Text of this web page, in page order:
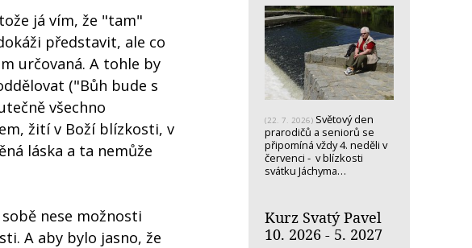
já vím, že "tam"
představit, ale co
určovaná. A tohle by
("Bůh bude s
všechno
žití v Boží blízkosti, v
láska a ta nemůže
nese možnosti
A aby bylo jasno, že
(22. 7. 2026) Světový den
prarodičů a seniorů se
připomíná vždy 4. neděli v
červenci - v blízkosti
svátku Jáchyma…
Kurz Svatý Pavel
10. 2026 - 5. 2027